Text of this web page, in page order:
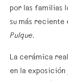
por las familias
su más reciente
Pulque.
La cerámica
en la exposición